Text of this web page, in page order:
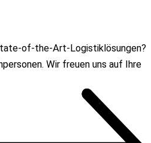
of-the-Art-Logistiklösungen?
Wir freuen uns auf Ihre